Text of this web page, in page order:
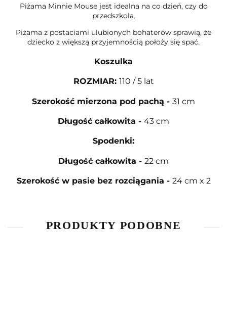
Piżama Minnie Mouse jest idealna na co dzień, czy do
przedszkola.
Piżama z postaciami ulubionych bohaterów sprawią, że
dziecko z większą przyjemnością położy się spać.
Koszulka
ROZMIAR: 110 / 5 lat
Szerokość mierzona pod pachą - 31 cm
Długość całkowita - 43 cm
Spodenki:
Długość całkowita - 22 cm
Szerokość w pasie bez rozciągania - 24 cm x 2
PRODUKTY PODOBNE